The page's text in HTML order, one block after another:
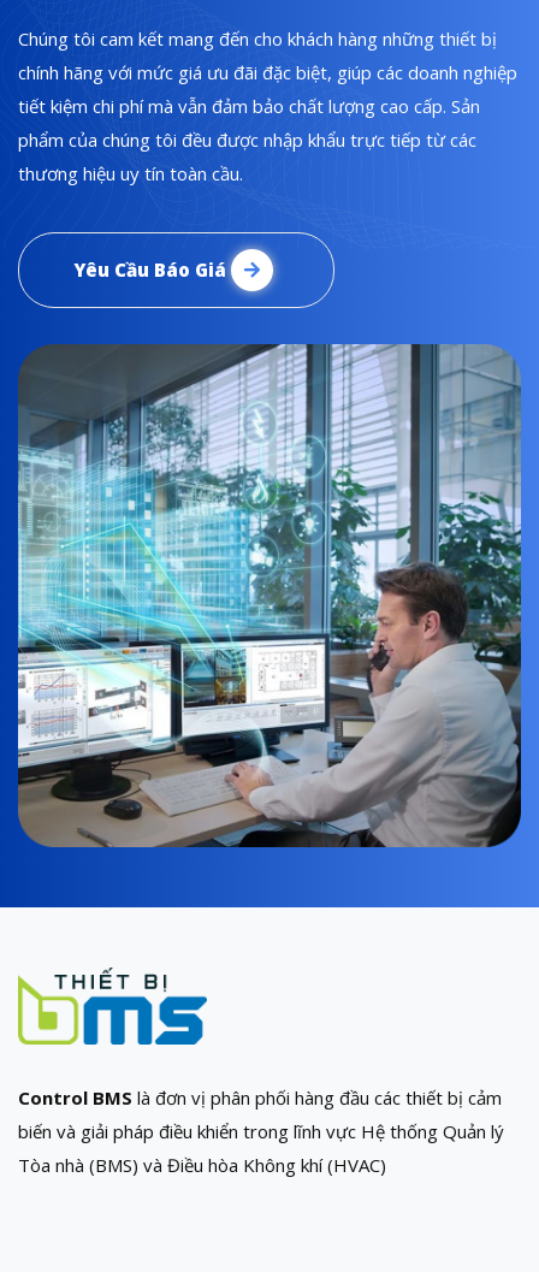
Chúng tôi cam kết mang đến cho khách hàng những thiết bị
chính hãng với mức giá ưu đãi đặc biệt, giúp các doanh nghiệp
tiết kiệm chi phí mà vẫn đảm bảo chất lượng cao cấp. Sản
phẩm của chúng tôi đều được nhập khẩu trực tiếp từ các
thương hiệu uy tín toàn cầu.
Yêu Cầu Báo Giá
Control BMS là đơn vị phân phối hàng đầu các thiết bị cảm
biến và giải pháp điều khiển trong lĩnh vực Hệ thống Quản lý
Tòa nhà (BMS) và Điều hòa Không khí (HVAC)